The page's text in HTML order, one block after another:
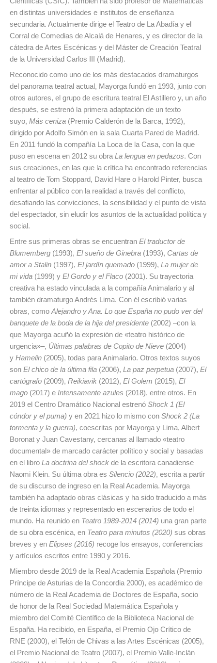
en distintas universidades e institutos de enseñanza
secundaria. Actualmente dirige el Teatro de La Abadía y el
Corral de Comedias de Alcalá de Henares, y es director de la
cátedra de Artes Escénicas y del Máster de Creación Teatral
de la Universidad Carlos III (Madrid).
Reconocido como uno de los más destacados dramaturgos
del panorama teatral actual, Mayorga fundó en 1993, junto con
otros autores, el grupo de escritura teatral El Astillero y, un año
después, se estrenó la primera adaptación de un texto
suyo, Más ceniza (Premio Calderón de la Barca, 1992),
dirigido por Adolfo Simón en la sala Cuarta Pared de Madrid.
En 2011 fundó la compañía La Loca de la Casa, con la que
puso en escena en 2012 su obra La lengua en pedazos. Con
sus creaciones, en las que la crítica ha encontrado referencias
al teatro de Tom Stoppard, David Hare o Harold Pinter, busca
enfrentar al público con la realidad a través del conflicto,
desafiando las convicciones, la sensibilidad y el punto de vista
del espectador, sin eludir los asuntos de la actualidad política y
social.
Entre sus primeras obras se encuentran El traductor de
Blumemberg (1993), El sueño de Ginebra (1993), Cartas de
amor a Stalin (1997), El jardín quemado (1999), La mujer de
mi vida (1999) y El Gordo y el Flaco (2001). Su trayectoria
creativa ha estado vinculada a la compañía Animalario y al
también dramaturgo Andrés Lima. Con él escribió varias
obras, como Alejandro y Ana. Lo que España no pudo ver del
banquete de la boda de la hija del presidente (2002) –con la
que Mayorga acuñó la expresión de «teatro histórico de
urgencia»–, Últimas palabras de Copito de Nieve (2004)
y Hamelin (2005), todas para Animalario. Otros textos suyos
son El chico de la última fila (2006), La paz perpetua (2007), El
cartógrafo (2009), Reikiavik (2012), El Golem (2015), El
mago (2017) e Intensamente azules (2018), entre otros. En
2019 el Centro Dramático Nacional estrenó Shock 1 (El
cóndor y el puma) y en 2021 hizo lo mismo con Shock 2 (La
tormenta y la guerra), coescritas por Mayorga y Lima, Albert
Boronat y Juan Cavestany, cercanas al llamado «teatro
documental» de marcado carácter político y social y basadas
en el libro La doctrina del shock de la escritora canadiense
Naomi Klein. Su última obra es Silencio (2022), escrita a partir
de su discurso de ingreso en la Real Academia. Mayorga
también ha adaptado obras clásicas y ha sido traducido a más
de treinta idiomas y representado en escenarios de todo el
mundo. Ha reunido en Teatro 1989-2014 (2014) una gran parte
de su obra escénica, en Teatro para minutos (2020) sus obras
breves y en Elipses (2016) recoge los ensayos, conferencias
y artículos escritos entre 1990 y 2016.
Miembro desde 2019 de la Real Academia Española (Premio
Príncipe de Asturias de la Concordia 2000), es académico de
número de la Real Academia de Doctores de España, socio
de honor de la Real Sociedad Matemática Española y
miembro del Comité Científico de la Biblioteca Nacional de
España. Ha recibido, en España, el Premio Ojo Crítico de
RNE (2000), el Telón de Chivas a las Artes Escénicas (2005),
el Premio Nacional de Teatro (2007), el Premio Valle-Inclán